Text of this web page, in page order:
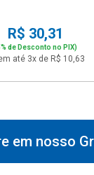
R$ 30,31
de Desconto no PIX)
até 3x de R$ 10,63
em nosso